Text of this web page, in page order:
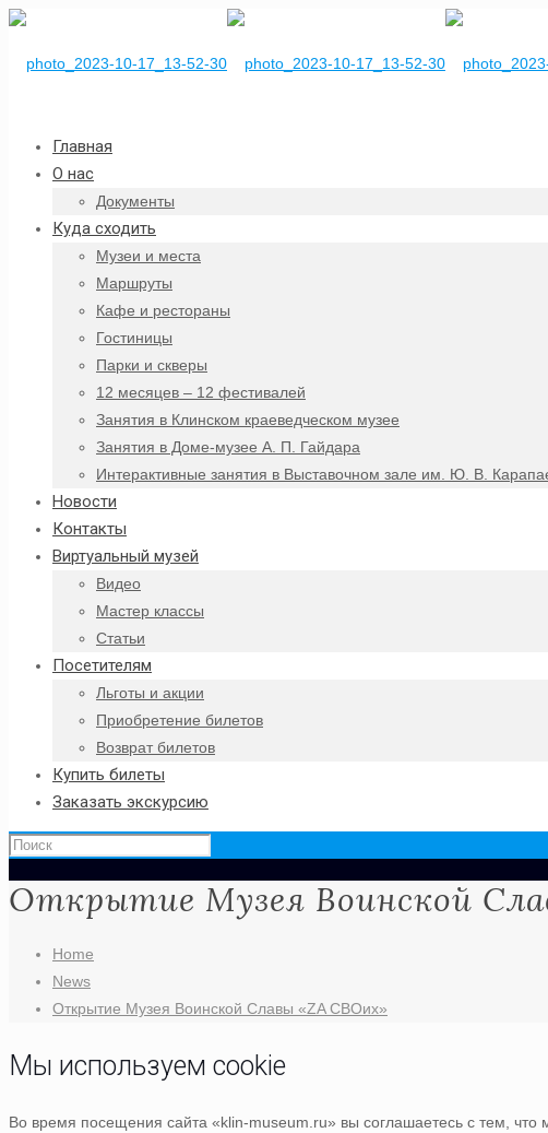
Главная
О нас
Документы
Куда сходить
Музеи и места
Маршруты
Кафе и рестораны
Гостиницы
Парки и скверы
12 месяцев – 12 фестивалей
Занятия в Клинском краеведческом музее
Занятия в Доме-музее А. П. Гайдара
Интерактивные занятия в Выставочном зале им. Ю. В.
Новости
Контакты
Виртуальный музей
Видео
Мастер классы
Статьи
Посетителям
Льготы и акции
Приобретение билетов
Возврат билетов
Купить билеты
Заказать экскурсию
Открытие Музея Воинской
Home
News
Открытие Музея Воинской Славы «ZA СВОих»
Мы используем cookie
Во время посещения сайта «klin-museum.ru» вы соглашаетесь с тем,